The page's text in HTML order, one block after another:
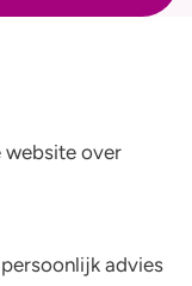
website over
advies